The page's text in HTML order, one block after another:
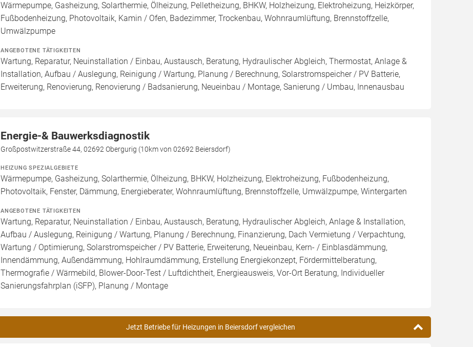
Wärmepumpe, Gasheizung, Solarthermie, Ölheizung, Pelletheizung, BHKW, Holzheizung, Elektroheizung, Heizkörper,
Fußbodenheizung, Photovoltaik, Kamin / Ofen, Badezimmer, Trockenbau, Wohnraumlüftung, Brennstoffzelle,
Umwälzpumpe
ANGEBOTENE TÄTIGKEITEN
Wartung, Reparatur, Neuinstallation / Einbau, Austausch, Beratung, Hydraulischer Abgleich, Thermostat, Anlage &
Installation, Aufbau / Auslegung, Reinigung / Wartung, Planung / Berechnung, Solarstromspeicher / PV Batterie,
Erweiterung, Renovierung, Renovierung / Badsanierung, Neueinbau / Montage, Sanierung / Umbau, Innenausbau
Energie-& Bauwerksdiagnostik
Großpostwitzerstraße 44, 02692 Obergurig (10km von 02692 Beiersdorf)
HEIZUNG SPEZIALGEBIETE
Wärmepumpe, Gasheizung, Solarthermie, Ölheizung, BHKW, Holzheizung, Elektroheizung, Fußbodenheizung,
Photovoltaik, Fenster, Dämmung, Energieberater, Wohnraumlüftung, Brennstoffzelle, Umwälzpumpe, Wintergarten
ANGEBOTENE TÄTIGKEITEN
Wartung, Reparatur, Neuinstallation / Einbau, Austausch, Beratung, Hydraulischer Abgleich, Anlage & Installation,
Aufbau / Auslegung, Reinigung / Wartung, Planung / Berechnung, Finanzierung, Dach Vermietung / Verpachtung,
Wartung / Optimierung, Solarstromspeicher / PV Batterie, Erweiterung, Neueinbau, Kern- / Einblasdämmung,
Innendämmung, Außendämmung, Hohlraumdämmung, Erstellung Energiekonzept, Fördermittelberatung,
Thermografie / Wärmebild, Blower-Door-Test / Luftdichtheit, Energieausweis, Vor-Ort Beratung, Individueller
Sanierungsfahrplan (iSFP), Planung / Montage
Jetzt Betriebe für Heizungen in Beiersdorf vergleichen